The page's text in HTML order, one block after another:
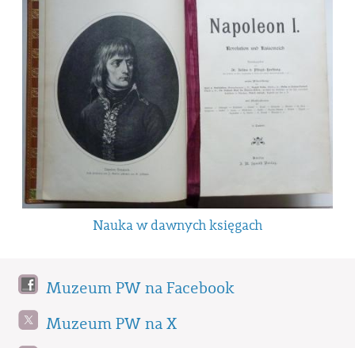
Nauka w dawnych księgach
Muzeum PW na Facebook
Muzeum PW na X